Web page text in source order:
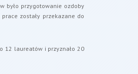
było przygotowanie ozdoby
zostały przekazane do
12 laureatów i przyznało 20